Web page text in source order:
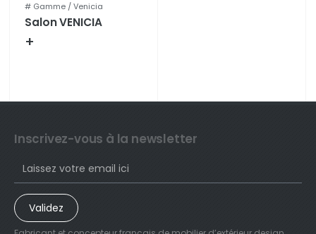
# Gamme /Venicia
Salon VENICIA
+
Inscrivez-vous à la newsletter
Validez